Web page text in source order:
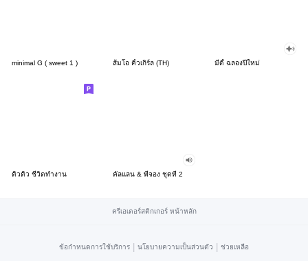
minimal G ( sweet 1 ) ส้มโอ คิ้วเกิร์ล (TH) มีดี้ ฉลองปีใหม่
ดิวดิว ชีวิตทำงาน คัลแลน & พี่จอง ชุดที่ 2
ครีเอเตอร์สติกเกอร์ หน้าหลัก
ข้อกำหนดการใช้บริการ | นโยบายความเป็นส่วนตัว | ช่วยเหลือ